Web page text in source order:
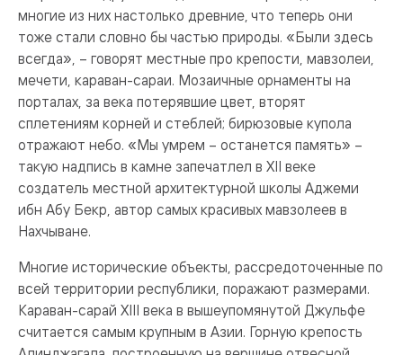
многие из них настолько древние, что теперь они
тоже стали словно бы частью природы. «Были здесь
всегда», – говорят местные про крепости, мавзолеи,
мечети, караван-сараи. Мозаичные орнаменты на
порталах, за века потерявшие цвет, вторят
сплетениям корней и стеблей; бирюзовые купола
отражают небо. «Мы умрем – останется память» –
такую надпись в камне запечатлел в XII веке
создатель местной архитектурной школы Аджеми
ибн Абу Бекр, автор самых красивых мавзолеев в
Нахчыване.
Многие исторические объекты, рассредоточенные по
всей территории республики, поражают размерами.
Караван-сарай XIII века в вышеупомянутой Джульфе
считается самым крупным в Азии. Горную крепость